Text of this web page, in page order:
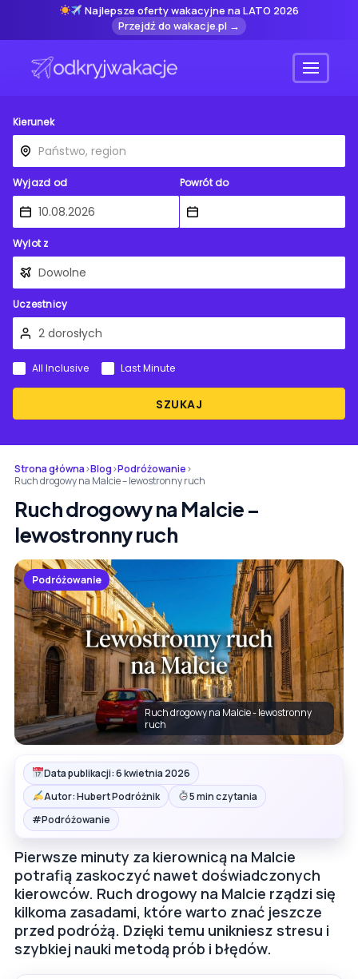
Najlepsze oferty wakacyjne na LATO 2026
Przejdź do wakacje.pl →
Menu
Kierunek
Wyjazd od Powrót do
Wylot z
Uczestnicy
SZUKAJ
All Inclusive Last Minute
Strona główna›Blog›Podróżowanie›
Ruch drogowy na Malcie – lewostronny ruch
Ruch drogowy na Malcie –
lewostronny ruch
Podróżowanie
Ruch drogowy na Malcie - lewostronny
ruch
Data publikacji: 6 kwietnia 2026
Autor: Hubert Podróżnik
5 min czytania
#Podróżowanie
Pierwsze minuty za kierownicą na Malcie
potrafią zaskoczyć nawet doświadczonych
kierowców. Ruch drogowy na Malcie rządzi się
kilkoma zasadami, które warto znać jeszcze
przed podróżą. Dzięki temu unikniesz stresu i
szybkiej nauki metodą prób i błędów.